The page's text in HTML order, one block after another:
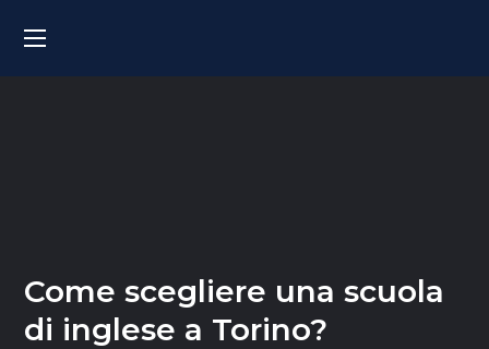
Come scegliere una scuola
di inglese a Torino?